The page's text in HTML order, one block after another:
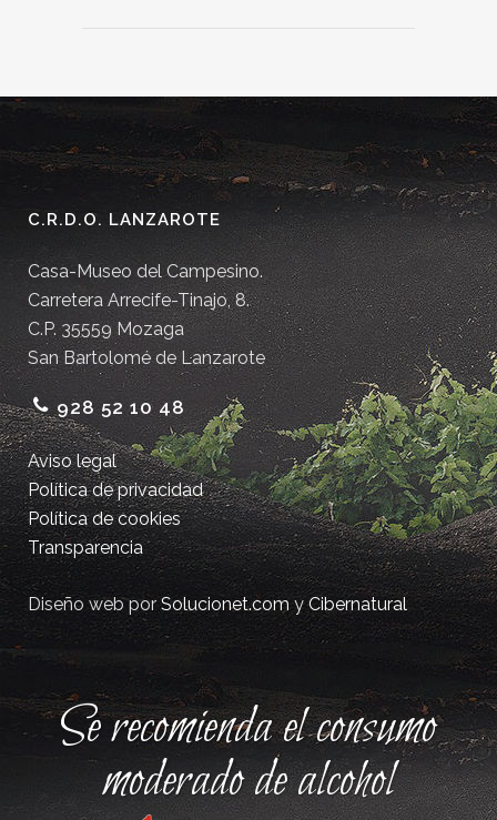
C.R.D.O. LANZAROTE
Casa-Museo del Campesino.
Carretera Arrecife-Tinajo, 8.
C.P. 35559 Mozaga
San Bartolomé de Lanzarote
928 52 10 48
Aviso legal
Política de privacidad
Política de cookies
Transparencia
Diseño web porSolucionet.comyCibernatural
Se recomienda el consumo
moderado de alcohol